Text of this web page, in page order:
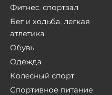
Фитнес, спортзал
Бег и ходьба, легкая
атлетика
Обувь
Одежда
Колесный спорт
Спортивное питание